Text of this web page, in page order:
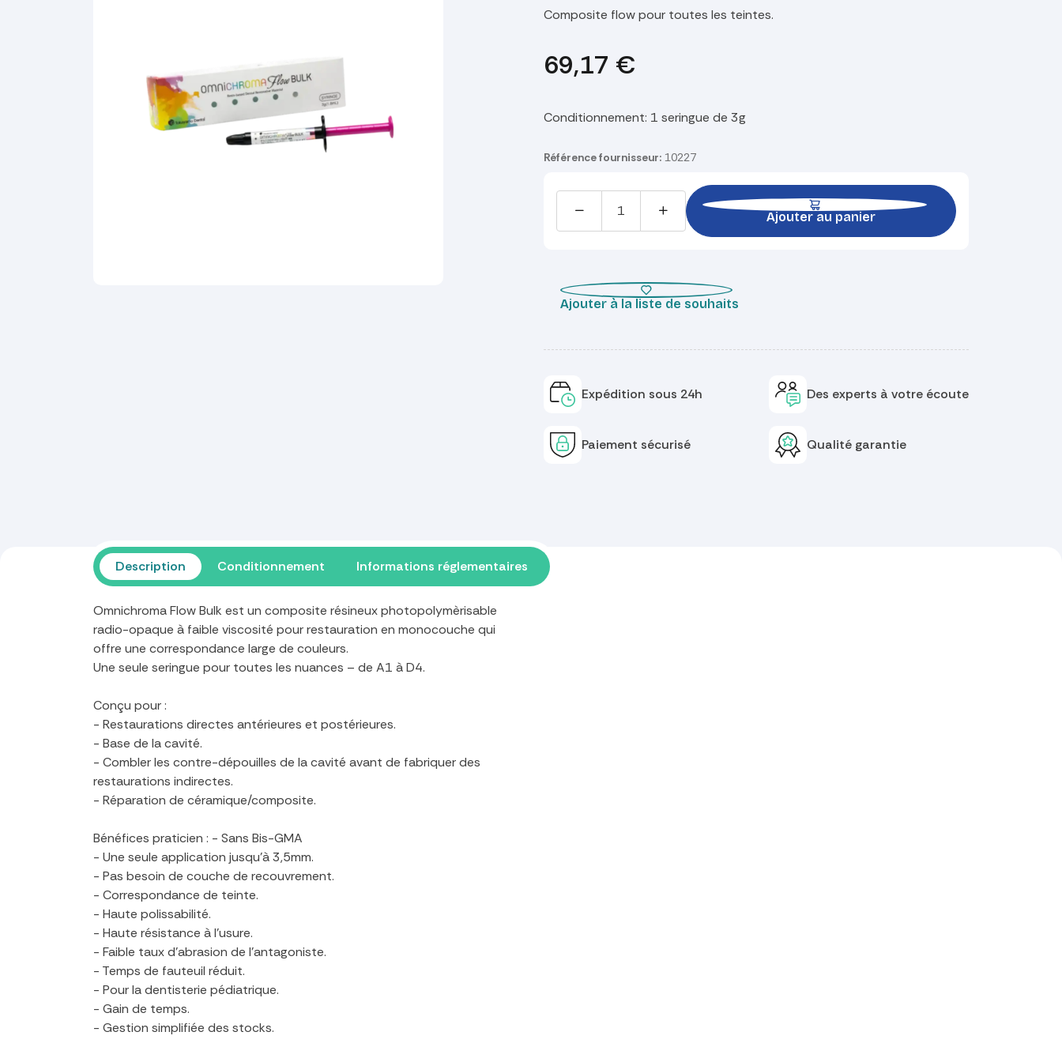
Composite flow pour toutes les teintes.
69,17 €
Conditionnement: 1 seringue de 3g
Référence fournisseur: 10227
Ajouter au panier
Ajouter à la liste de souhaits
Expédition sous 24h Des experts à votre écoute
Paiement sécurisé Qualité garantie
Description Conditionnement Informations réglementaires
Omnichroma Flow Bulk est un composite résineux photopolymèrisable
radio-opaque à faible viscosité pour restauration en monocouche qui
offre une correspondance large de couleurs.
Une seule seringue pour toutes les nuances – de A1 à D4.
Conçu pour :
- Restaurations directes antérieures et postérieures.
- Base de la cavité.
- Combler les contre-dépouilles de la cavité avant de fabriquer des
restaurations indirectes.
- Réparation de céramique/composite.
Bénéfices praticien : - Sans Bis-GMA
- Une seule application jusqu’à 3,5mm.
- Pas besoin de couche de recouvrement.
- Correspondance de teinte.
- Haute polissabilité.
- Haute résistance à l’usure.
- Faible taux d’abrasion de l'antagoniste.
- Temps de fauteuil réduit.
- Pour la dentisterie pédiatrique.
- Gain de temps.
- Gestion simplifiée des stocks.